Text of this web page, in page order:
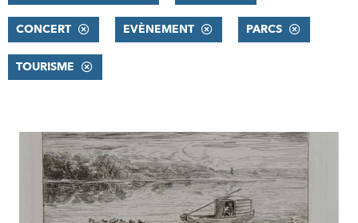
CONCERT EVÈNEMENT PARCS
TOURISME
RÉSULTATS